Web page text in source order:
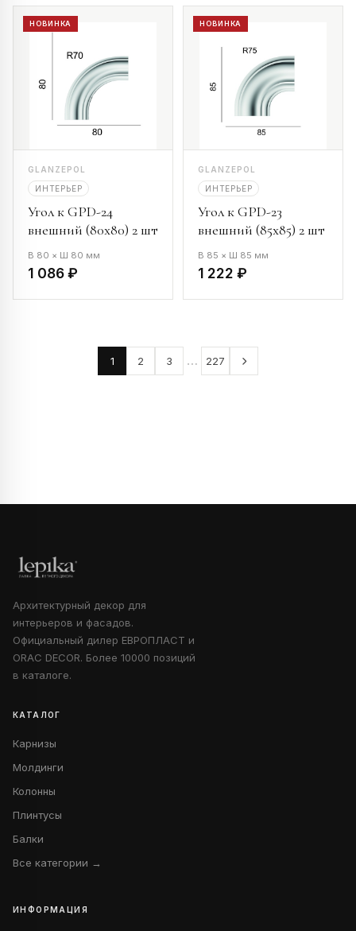
НОВИНКА
GLANZEPOL
ИНТЕРЬЕР
Угол к GPD-24
внешний (80х80) 2 шт
В 80 × Ш 80 мм
1 086 ₽
НОВИНКА
GLANZEPOL
ИНТЕРЬЕР
Угол к GPD-23
внешний (85х85) 2 шт
В 85 × Ш 85 мм
1 222 ₽
1 2 3 … 227
Архитектурный декор для
интерьеров и фасадов.
Официальный дилер ЕВРОПЛАСТ и
ORAC DECOR. Более 10000 позиций
в каталоге.
КАТАЛОГ
Карнизы
Молдинги
Колонны
Плинтусы
Балки
Все категории →
ИНФОРМАЦИЯ